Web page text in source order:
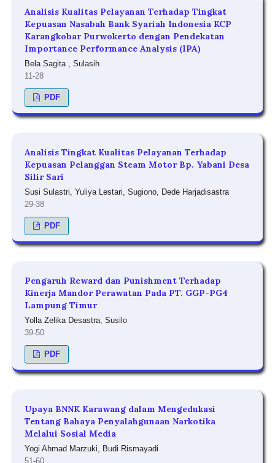
Analisis Kualitas Pelayanan Terhadap Tingkat
Kepuasan Nasabah Bank Syariah Indonesia KCP
Karangkobar Purwokerto dengan Pendekatan
Importance Performance Analysis (IPA)
Bela Sagita , Sulasih
11-28
PDF
Analisis Tingkat Kualitas Pelayanan Terhadap
Kepuasan Pelanggan Steam Motor Bp. Yabani Desa
Silir Sari
Susi Sulastri, Yuliya Lestari, Sugiono, Dede Harjadisastra
29-38
PDF
Pengaruh Reward dan Punishment Terhadap
Kinerja Mandor Perawatan Pada PT. GGP-PG4
Lampung Timur
Yolla Zelika Desastra, Susilo
39-50
PDF
Upaya BNNK Karawang dalam Mengedukasi
Tentang Bahaya Penyalahgunaan Narkotika
Melalui Sosial Media
Yogi Ahmad Marzuki, Budi Rismayadi
51-60